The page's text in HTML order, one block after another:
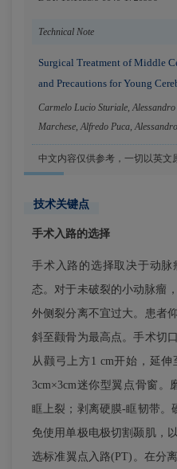
Technical Note
Surgical Treatment of Middle
and Precautions for Young
Carmelo Lucio Sturiale
Marchese Alfredo Puca
中文内容仅供参考，一切以英文
技术关键点
手术入路的选择
手术入路的选择取决于动
态。对于未破裂的小动脉瘤
外侧裂分离不宜过大。患者
斜至颧骨为最高点。手术切
从颧弓上方1 cm开始，延
3cm×3cm迷你型翼点骨窗
眶上裂；剥离硬膜-眶韧带。
免使用单极电极切割颞肌，
选标准翼点入路(PT)。在分